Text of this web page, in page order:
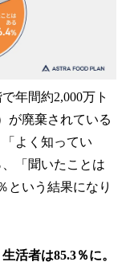
年間約2,000万ト
が廃棄されている
よく知ってい
「聞いたことは
という結果になり
活者は85.3％に。